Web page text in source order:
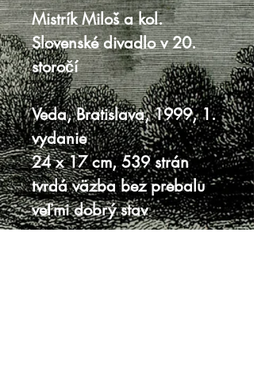
Mistrík Miloš a kol.
Slovenské divadlo v 20.
storočí
Veda, Bratislava, 1999, 1.
vydanie
24 x 17 cm, 539 strán
tvrdá väzba bez prebalu
veľmi dobrý stav